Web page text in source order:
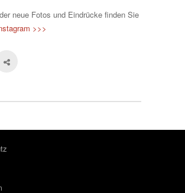
neue Fotos und Eindrücke finden Sie
>>>